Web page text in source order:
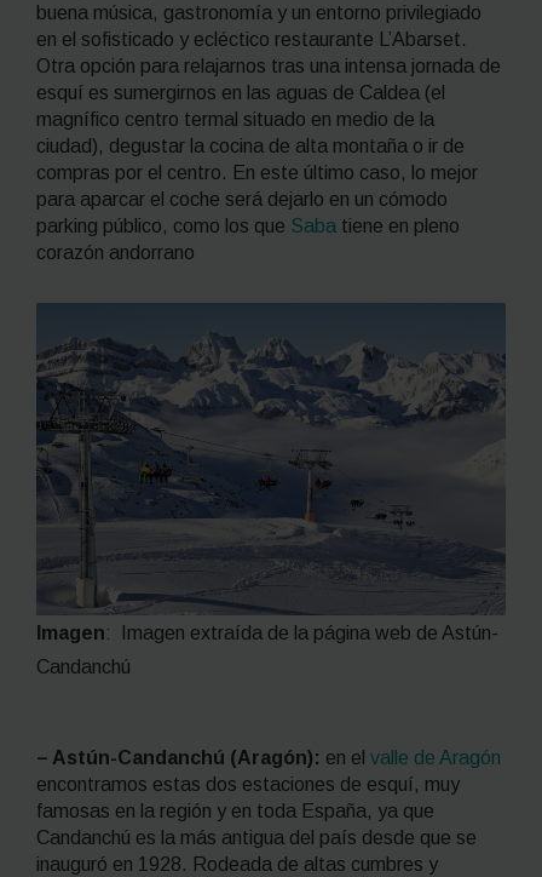
buena música, gastronomía y un entorno privilegiado
en el sofisticado y ecléctico restaurante L’Abarset.
Otra opción para relajarnos tras una intensa jornada de
esquí es sumergirnos en las aguas de Caldea (el
magnífico centro termal situado en medio de la
ciudad), degustar la cocina de alta montaña o ir de
compras por el centro. En este último caso, lo mejor
para aparcar el coche será dejarlo en un cómodo
parking público, como los que Saba tiene en pleno
corazón andorrano
Imagen:
Imagen extraída de la página web de Astún-
Candanchú
– Astún-Candanchú (Aragón): en el valle de Aragón
encontramos estas dos estaciones de esquí, muy
famosas en la región y en toda España, ya que
Candanchú es la más antigua del país desde que se
inauguró en 1928. Rodeada de altas cumbres y